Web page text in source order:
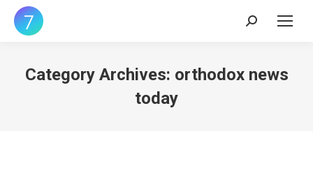
Search:
Category Archives: orthodox news
today